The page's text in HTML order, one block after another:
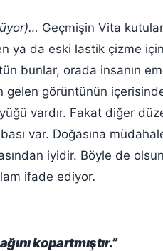
Geçmişin Vita
ya da eski lastik çizme
bunlar, orada insanın
görüntünün
vardır. Fakat diğer
var. Doğasına
iyidir. Böyle de
ifade ediyor.
kopartmıştır.”